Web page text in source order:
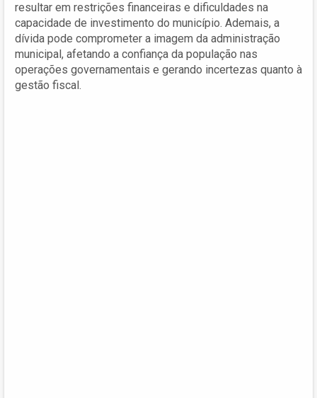
resultar em restrições financeiras e dificuldades na
capacidade de investimento do município. Ademais, a
dívida pode comprometer a imagem da administração
municipal, afetando a confiança da população nas
operações governamentais e gerando incertezas quanto à
gestão fiscal.